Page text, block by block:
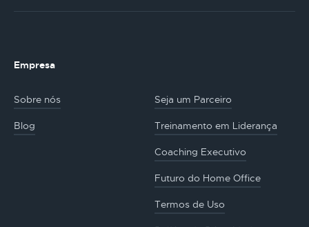
Empresa
Sobre nós Seja um Parceiro
Blog Treinamento em Liderança
Coaching Executivo
Futuro do Home Office
Termos de Uso